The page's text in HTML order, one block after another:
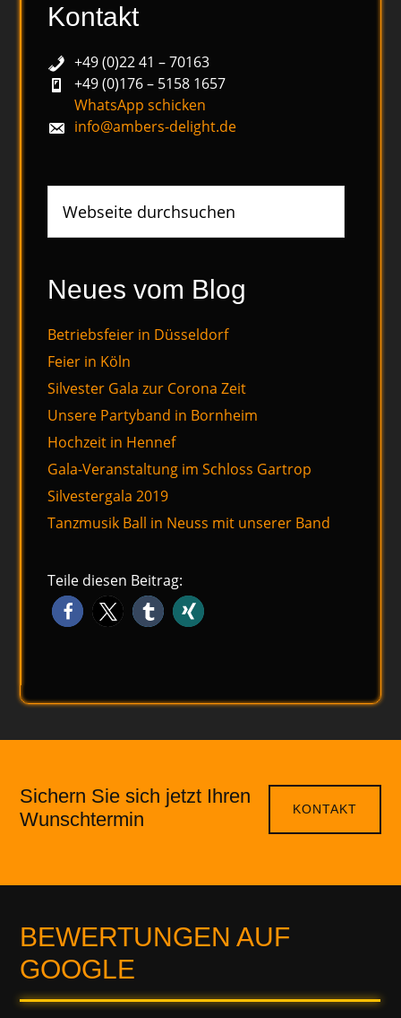
Kontakt
+49 (0)22 41 – 70163
+49 (0)176 – 5158 1657
WhatsApp schicken
info@ambers-delight.de
durchsuchen
Neues vom Blog
Betriebsfeier in Düsseldorf
Feier in Köln
Silvester Gala zur Corona Zeit
Unsere Partyband in Bornheim
Hochzeit in Hennef
Gala-Veranstaltung im Schloss Gartrop
Silvestergala 2019
Tanzmusik Ball in Neuss mit unserer Band
Teile diesen Beitrag:
Sichern Sie sich jetzt Ihren
Wunschtermin
KONTAKT
BEWERTUNGEN AUF
GOOGLE